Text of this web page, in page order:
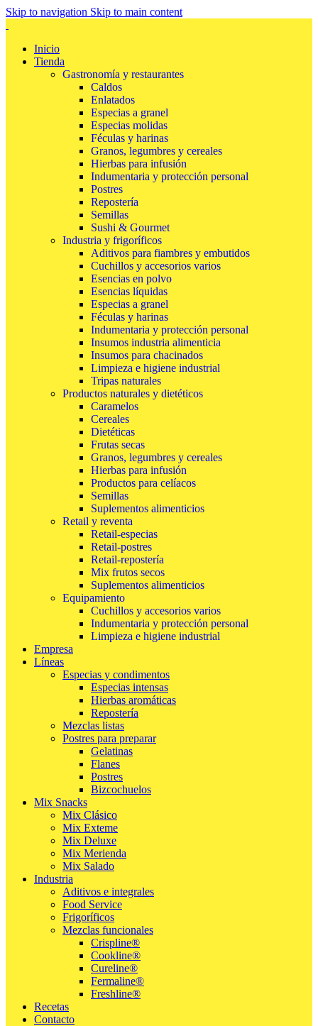
Skip to navigation Skip to main content
Inicio
Tienda
Gastronomía y restaurantes
Caldos
Enlatados
Especias a granel
Especias molidas
Féculas y harinas
Granos, legumbres y cereales
Hierbas para infusión
Indumentaria y protección personal
Postres
Repostería
Semillas
Sushi & Gourmet
Industria y frigoríficos
Aditivos para fiambres y embutidos
Cuchillos y accesorios varios
Esencias en polvo
Esencias líquidas
Especias a granel
Féculas y harinas
Indumentaria y protección personal
Insumos industria alimenticia
Insumos para chacinados
Limpieza e higiene industrial
Tripas naturales
Productos naturales y dietéticos
Caramelos
Cereales
Dietéticas
Frutas secas
Granos, legumbres y cereales
Hierbas para infusión
Productos para celíacos
Semillas
Suplementos alimenticios
Retail y reventa
Retail-especias
Retail-postres
Retail-repostería
Mix frutos secos
Suplementos alimenticios
Equipamiento
Cuchillos y accesorios varios
Indumentaria y protección personal
Limpieza e higiene industrial
Empresa
Líneas
Especias y condimentos
Especias intensas
Hierbas aromáticas
Repostería
Mezclas listas
Postres para preparar
Gelatinas
Flanes
Postres
Bizcochuelos
Mix Snacks
Mix Clásico
Mix Exteme
Mix Deluxe
Mix Merienda
Mix Salado
Industria
Aditivos e integrales
Food Service
Frigoríficos
Mezclas funcionales
Crispline®
Cookline®
Cureline®
Fermaline®
Freshline®
Recetas
Contacto